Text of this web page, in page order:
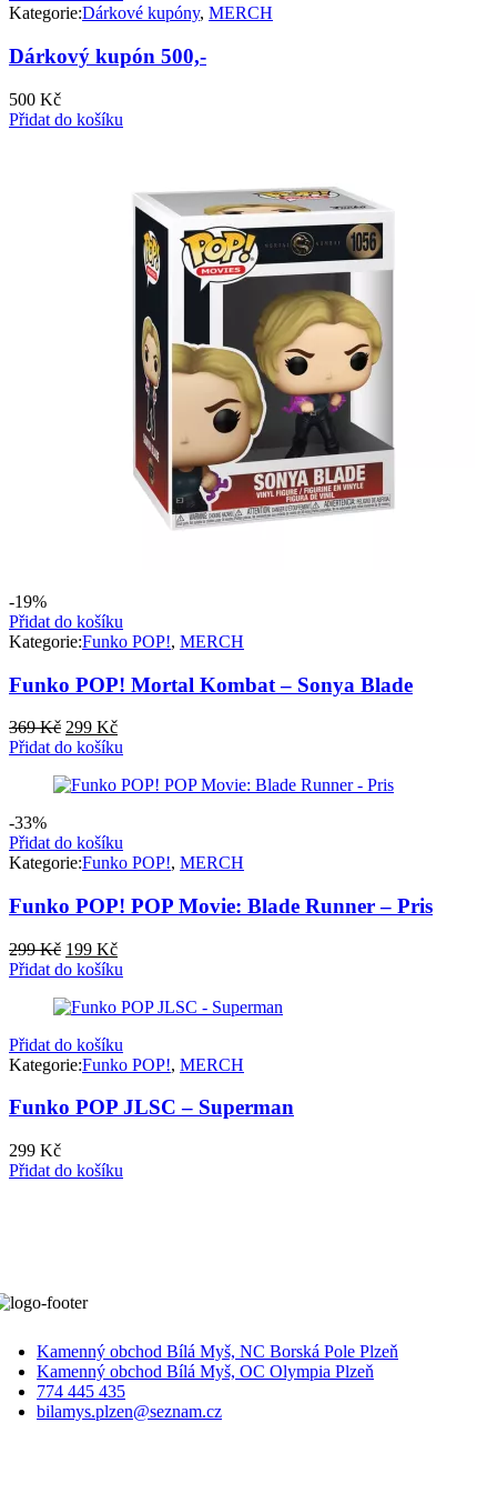
Kategorie:Dárkové kupóny, MERCH
Dárkový kupón 500,-
500 Kč
Přidat do košíku
-19%
Přidat do košíku
Kategorie:Funko POP!, MERCH
Funko POP! Mortal Kombat – Sonya Blade
369Kč Původní
cena
369 Kč.
299 KčAktuální
cena
299 Kč.
Přidat do košíku
-33%
Přidat do košíku
Kategorie:Funko POP!, MERCH
Funko POP! POP Movie: Blade Runner – Pris
299Kč Původní
cena
299 Kč.
199 KčAktuální
cena
199 Kč.
Přidat do košíku
Přidat do košíku
Kategorie:Funko POP!, MERCH
Funko POP JLSC – Superman
299 Kč
Přidat do košíku
Kamenný obchod Bílá Myš, NC Borská Pole Plzeň
Kamenný obchod Bílá Myš, OC Olympia Plzeň
774 445 435
bilamys.plzen@seznam.cz